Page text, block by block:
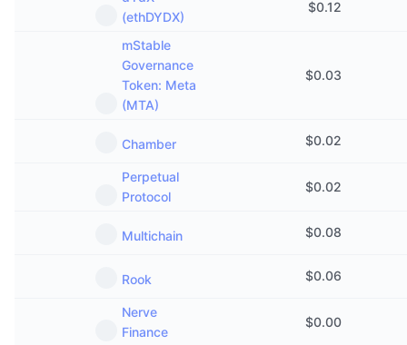
Calendário de ICO
Calendário de eventos
(ethDYDX)
$0.12
mStable
Governance
Token: Meta
(MTA)
$0.03
Chamber $0.02
Perpetual
Protocol
$0.02
Multichain $0.08
Rook $0.06
Nerve
Finance
$0.00